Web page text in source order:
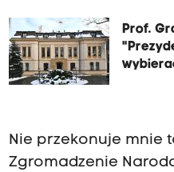
Prof.
Nie przekonuje mnie
Zgromadzenie